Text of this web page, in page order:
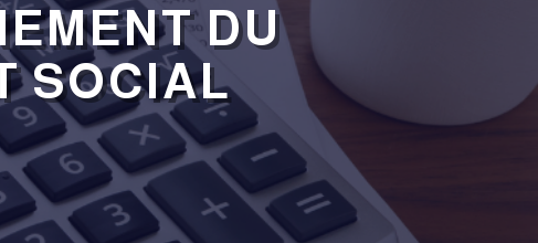
DU
SOCIAL